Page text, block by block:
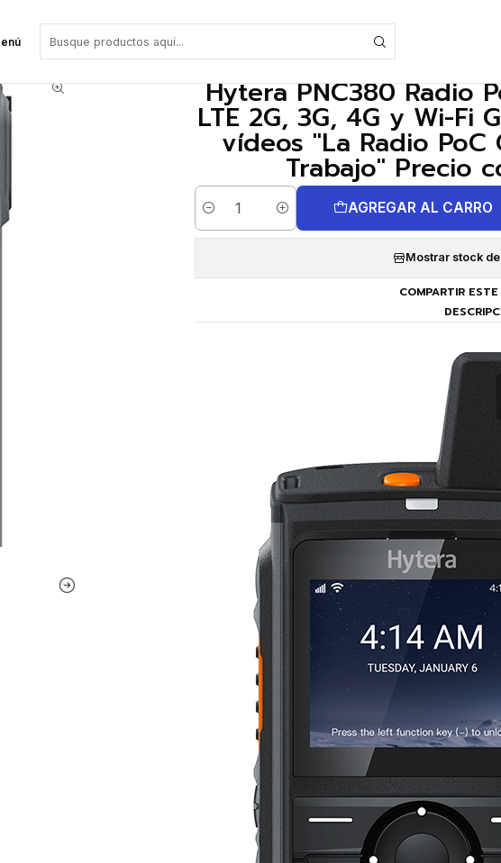
Hytera PNC380 Radio
LTE 2G, 3G, 4G y Wi-Fi
vídeos "La Radio PoC
Trabajo" Precio
Cantidad
AGREGAR AL CARRO
Mostrar stock
COMPARTIR